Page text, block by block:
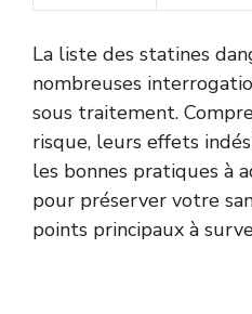
La liste des statines
nombreuses
sous traitement.
risque, leurs effets
les bonnes pratiques à
pour préserver votre
points principaux à